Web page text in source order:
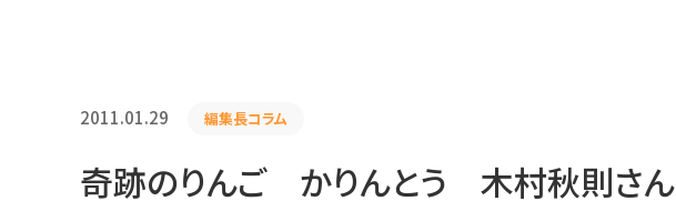
2011.01.29 編集長コラム
奇跡のりんご かりんとう 木村秋則さん